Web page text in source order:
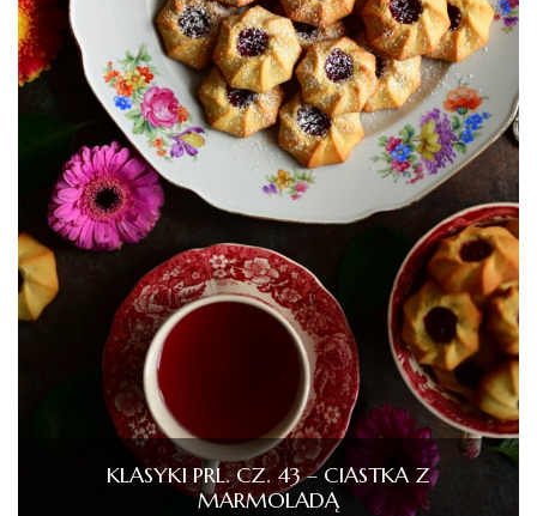
KLASYKI PRL. CZ. 43 – CIASTKA Z
MARMOLADĄ